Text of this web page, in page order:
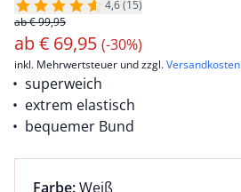
4,6 (15)
ab € 99,95
ab€ 69,95 (-30%)
inkl. Mehrwertsteuer und zzgl.Versandkosten
superweich
extrem elastisch
bequemer Bund
Farbauswahl:
Farbe:aktuell ausgewählt:
Weiß